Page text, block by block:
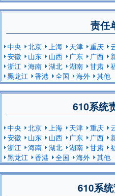
责任
中央 北京 上海 天津 重庆
安徽
山东 山西 广东 广西
浙江
海南 湖北 湖南 甘肃
黑龙江
香港 全国 海外 其他
610系统
中央 北京 上海 天津 重庆
安徽
山东 山西 广东 广西
浙江
海南 湖北 湖南 甘肃
黑龙江
香港 全国 海外 其他
610系